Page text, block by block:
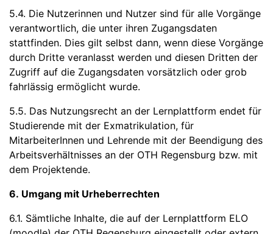
5.4. Die Nutzerinnen und Nutzer sind für alle Vorgänge
verantwortlich, die unter ihren Zugangsdaten
stattfinden. Dies gilt selbst dann, wenn diese Vorgänge
durch Dritte veranlasst werden und diesen Dritten der
Zugriff auf die Zugangsdaten vorsätzlich oder grob
fahrlässig ermöglicht wurde.
5.5. Das Nutzungsrecht an der Lernplattform endet für
Studierende mit der Exmatrikulation, für
MitarbeiterInnen und Lehrende mit der Beendigung des
Arbeitsverhältnisses an der OTH Regensburg bzw. mit
dem Projektende.
6. Umgang mit Urheberrechten
6.1. Sämtliche Inhalte, die auf der Lernplattform ELO